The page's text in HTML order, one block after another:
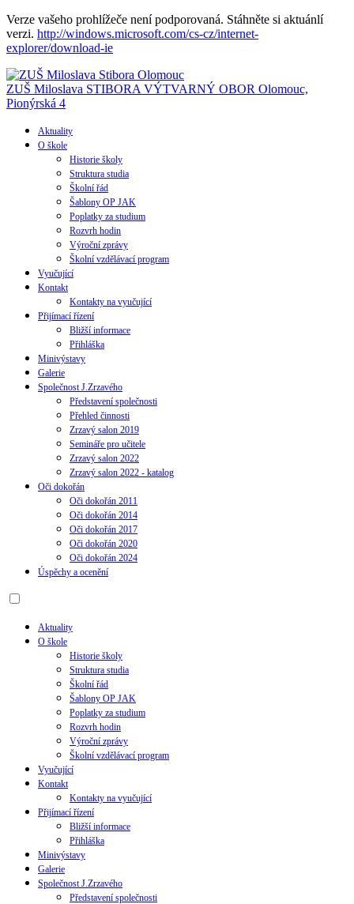
Verze vašeho prohlížeče není podporovaná. Stáhněte si aktuánlí
verzi. http://windows.microsoft.com/cs-cz/internet-
explorer/download-ie
ZUŠ Miloslava STIBORA VÝTVARNÝ OBOR Olomouc,
Pionýrská 4
Aktuality
O škole
Historie školy
Struktura studia
Školní řád
Šablony OP JAK
Poplatky za studium
Rozvrh hodin
Výroční zprávy
Školní vzdělávací program
Vyučující
Kontakt
Kontakty na vyučující
Přijímací řízení
Bližší informace
Přihláška
Minivýstavy
Galerie
Společnost J.Zrzavého
Představení společnosti
Přehled činnosti
Zrzavý salon 2019
Semináře pro učitele
Zrzavý salon 2022
Zrzavý salon 2022 - katalog
Oči dokořán
Oči dokořán 2011
Oči dokořán 2014
Oči dokořán 2017
Oči dokořán 2020
Oči dokořán 2024
Úspěchy a ocenění
Aktuality
O škole
Historie školy
Struktura studia
Školní řád
Šablony OP JAK
Poplatky za studium
Rozvrh hodin
Výroční zprávy
Školní vzdělávací program
Vyučující
Kontakt
Kontakty na vyučující
Přijímací řízení
Bližší informace
Přihláška
Minivýstavy
Galerie
Společnost J.Zrzavého
Představení společnosti